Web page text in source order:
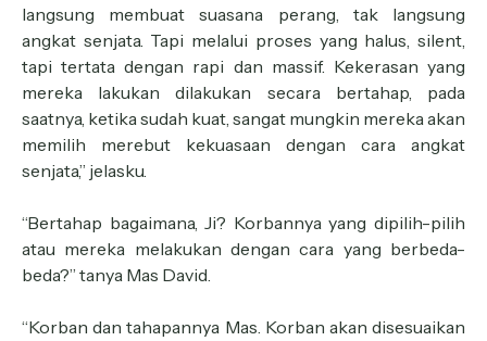
langsung membuat suasana perang, tak langsung
angkat senjata. Tapi melalui proses yang halus, silent,
tapi tertata dengan rapi dan massif. Kekerasan yang
mereka lakukan dilakukan secara bertahap, pada
saatnya, ketika sudah kuat, sangat mungkin mereka akan
memilih merebut kekuasaan dengan cara angkat
senjata,” jelasku.
“Bertahap bagaimana, Ji? Korbannya yang dipilih-pilih
atau mereka melakukan dengan cara yang berbeda-
beda?” tanya Mas David.
“Korban dan tahapannya Mas. Korban akan disesuaikan